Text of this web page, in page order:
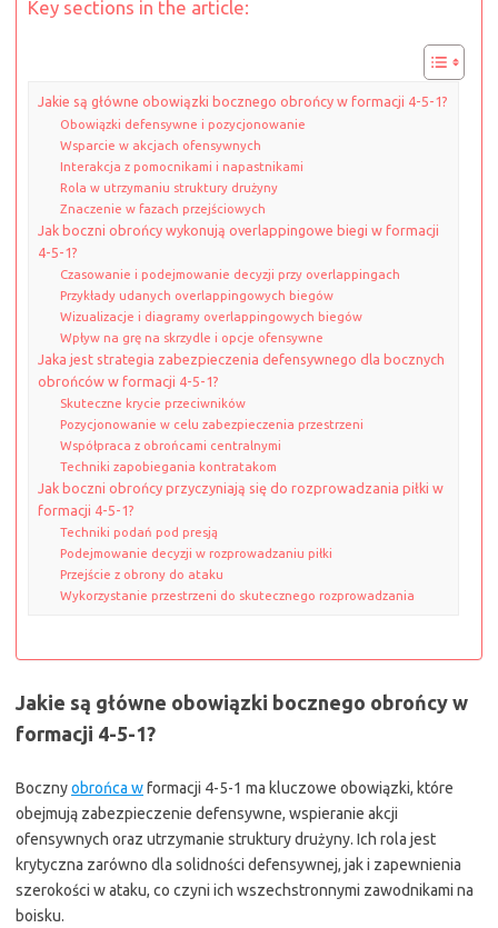
Key sections in the article:
Jakie są główne obowiązki bocznego obrońcy w formacji 4-5-1?
Obowiązki defensywne i pozycjonowanie
Wsparcie w akcjach ofensywnych
Interakcja z pomocnikami i napastnikami
Rola w utrzymaniu struktury drużyny
Znaczenie w fazach przejściowych
Jak boczni obrońcy wykonują overlappingowe biegi w formacji
4-5-1?
Czasowanie i podejmowanie decyzji przy overlappingach
Przykłady udanych overlappingowych biegów
Wizualizacje i diagramy overlappingowych biegów
Wpływ na grę na skrzydle i opcje ofensywne
Jaka jest strategia zabezpieczenia defensywnego dla bocznych
obrońców w formacji 4-5-1?
Skuteczne krycie przeciwników
Pozycjonowanie w celu zabezpieczenia przestrzeni
Współpraca z obrońcami centralnymi
Techniki zapobiegania kontratakom
Jak boczni obrońcy przyczyniają się do rozprowadzania piłki w
formacji 4-5-1?
Techniki podań pod presją
Podejmowanie decyzji w rozprowadzaniu piłki
Przejście z obrony do ataku
Wykorzystanie przestrzeni do skutecznego rozprowadzania
Jakie są główne obowiązki bocznego obrońcy w
formacji 4-5-1?
Bocznyobrońca wformacji 4-5-1 ma kluczowe obowiązki, które
obejmują zabezpieczenie defensywne, wspieranie akcji
ofensywnych oraz utrzymanie struktury drużyny. Ich rola jest
krytyczna zarówno dla solidności defensywnej, jak i zapewnienia
szerokości w ataku, co czyni ich wszechstronnymi zawodnikami na
boisku.